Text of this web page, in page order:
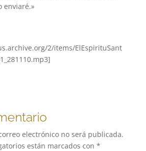
enviaré.»
2/items/ElEspirituSant
electrónico no será publicada.
están marcados con *